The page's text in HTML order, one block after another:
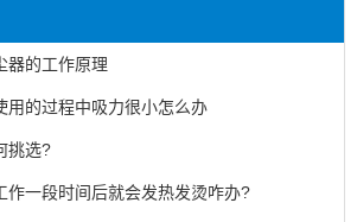
器的工作原理
用的过程中吸力很小怎么办
挑选?
作一段时间后就会发热发烫咋办?